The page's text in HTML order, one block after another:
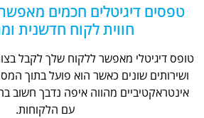
טפסים דיגיטלים חכמים
חווית לקוח חדשנית
טופס דיגיטלי מאפשר ללקוח שלך לקבל
ושירותים שונים כאשר הוא פועל בתוך
אינטראקטיביים מהווה איפה נדבך חשוב
עם הלקוחות.